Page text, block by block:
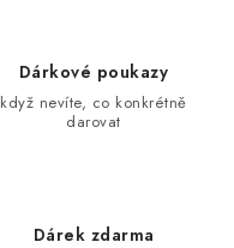
Dárkové poukazy
když nevíte, co konkrétně
darovat
Dárek zdarma